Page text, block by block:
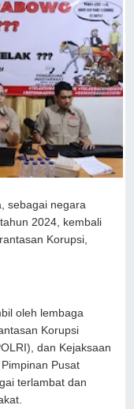
sebagai negara
2024, kembali
Korupsi,
oleh lembaga
Korupsi
dan Kejaksaan
Pusat
terlambat dan